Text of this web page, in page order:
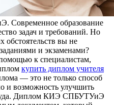
образование
задач и требований. Но
обстоятельств вы не
и экзаменами?
к специалистам,
купить диплом учителя
— это не только способ
и возможность улучшить
Диплом КИЭ СПБУТУиЭ